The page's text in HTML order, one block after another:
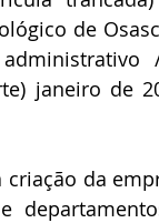
de
janeiro de
criação da